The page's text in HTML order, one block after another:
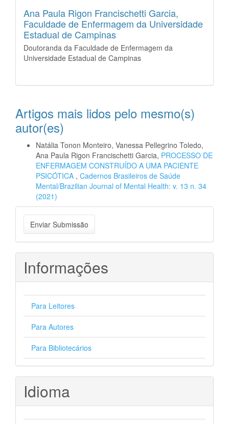
Ana Paula Rigon Francischetti Garcia,
Faculdade de Enfermagem da Universidade
Estadual de Campinas
Doutoranda da Faculdade de Enfermagem da
Universidade Estadual de Campinas
Artigos mais lidos pelo mesmo(s)
autor(es)
Natália Tonon Monteiro, Vanessa Pellegrino Toledo,
Ana Paula Rigon Francischetti Garcia, PROCESSO DE
ENFERMAGEM CONSTRUÍDO A UMA PACIENTE
PSICÓTICA , Cadernos Brasileiros de Saúde
Mental/Brazilian Journal of Mental Health: v. 13 n. 34
(2021)
Enviar
Submissão
Enviar Submissão
Informações
Para Leitores
Para Autores
Para Bibliotecários
Idioma